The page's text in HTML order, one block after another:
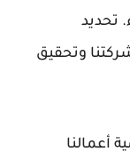
تحديد
وتحقيق
أعمالنا